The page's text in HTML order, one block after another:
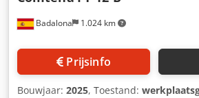
Badalona 1.024 km
Prijsinfo
Bouwjaar: 2025, Toestand: